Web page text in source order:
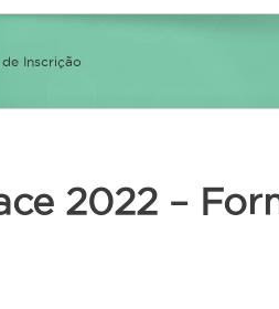
Inscrição
2022 –